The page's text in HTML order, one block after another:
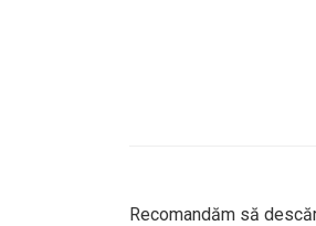
Recomandăm să